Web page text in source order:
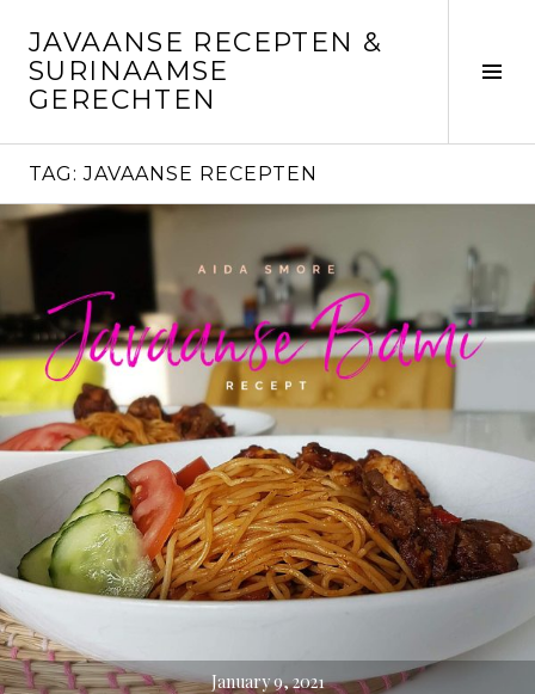
content
JAVAANSE RECEPTEN &
SURINAAMSE
GERECHTEN
TAG:JAVAANSE RECEPTEN
January 9, 2021